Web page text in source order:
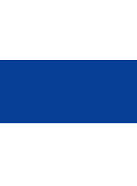
Pelaku UMKM